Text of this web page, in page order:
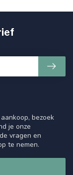
bezoek
je onze
vragen en
te nemen.